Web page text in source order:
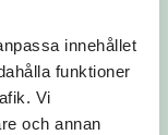
innehållet
funktioner
Vi
och annan
07-01
av elektriska